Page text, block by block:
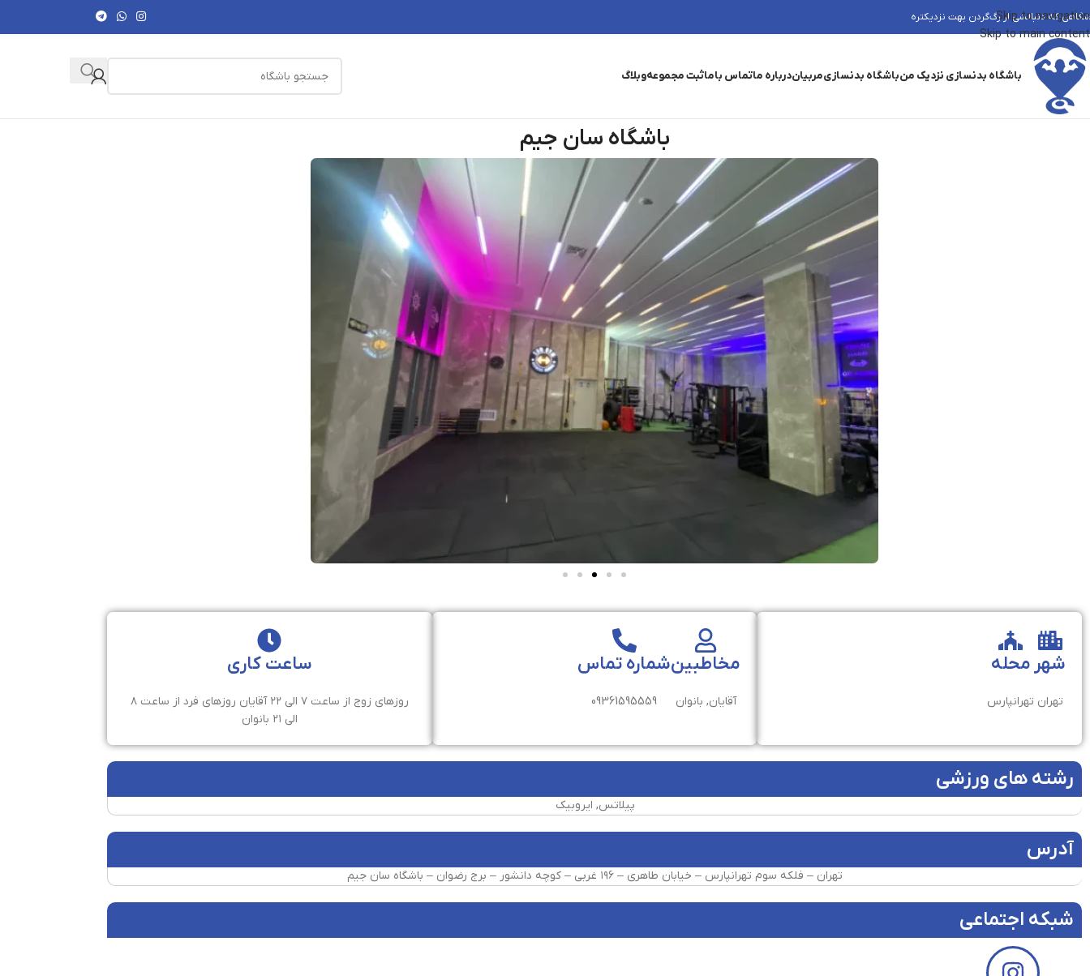
Skip to navigation
Skip to main content
که دنبالشی از رگ‌گردن بهت نزدیکتره
باشگاه بدنسازی نزدیک منباشگاه بدنسازیمربیاندرباره ماتماس باماثبت مجموعهوبلاگ
باشگاه سان جیم
شهر
تهران
محله
تهرانپارس
مخاطبین
آقایان, بانوان
شماره تماس
09361595559
ساعت کاری
روزهای زوج از ساعت ۷ الی ۲۲ آقایان روزهای فرد از ساعت ۸
الی ۲۱ بانوان
رشته های ورزشی
پیلاتس, ایروبیک
آدرس
تهران – فلکه سوم تهرانپارس – خیابان طاهری – ۱۹۶ غربی – کوچه دانشور – برج رضوان – باشگاه سان جیم
شبکه اجتماعی